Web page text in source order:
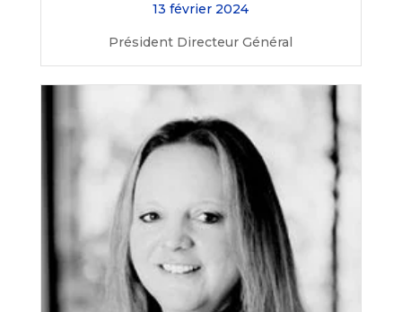
13 février 2024
Président Directeur Général